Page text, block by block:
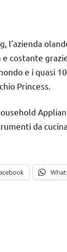
l’azienda
e costante
e i quasi
Princess.
da cucina.